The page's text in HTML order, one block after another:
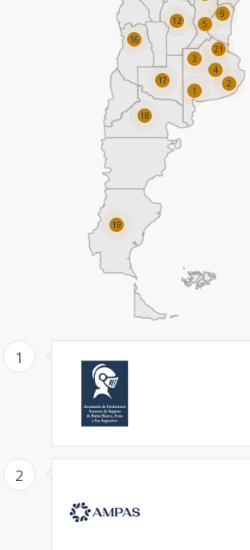
1
2
3
4
5
9
12
16
17
18
19
21
1
2